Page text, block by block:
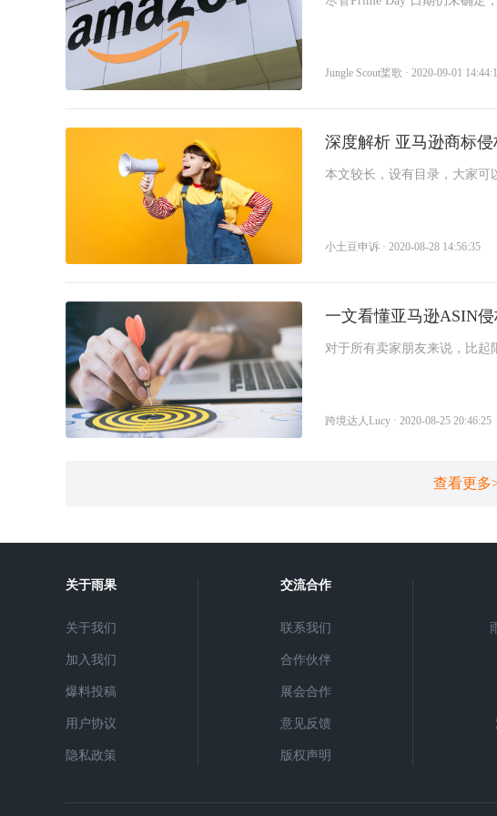
Jungle Scout桨歌 · 2020-09-01
深度解析 亚马逊商标
本文较长，设有目录，大家可
小土豆申诉 · 2020-08-28 14:56:35
一文看懂亚马逊ASIN
对于所有卖家朋友来说，比起
跨境达人Lucy · 2020-08-25 20:46:25
查看更多
关于雨果
关于我们
加入我们
爆料投稿
用户协议
隐私政策
交流合作
联系我们
合作伙伴
展会合作
意见反馈
版权声明